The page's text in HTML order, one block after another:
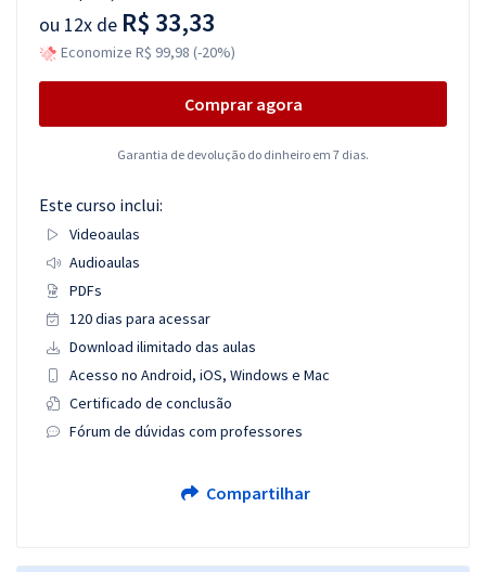
ou 12x de R$ 33,33
Economize R$ 99,98 (-20%)
Comprar agora
Garantia de devolução do dinheiro em 7 dias.
Este curso inclui:
Videoaulas
Audioaulas
PDFs
120 dias para acessar
Download ilimitado das aulas
Acesso no Android, iOS, Windows e Mac
Certificado de conclusão
Fórum de dúvidas com professores
Compartilhar